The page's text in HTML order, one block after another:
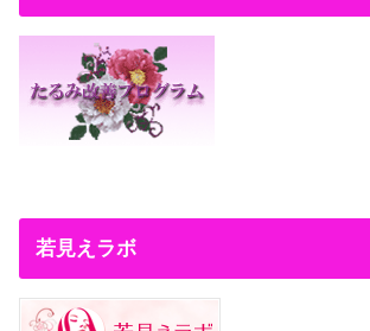
若見えラボ